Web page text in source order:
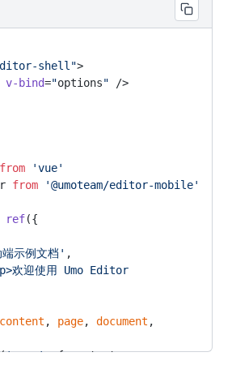
shell">
v-bind="options" />
from 'vue'
from '@umoteam/editor-mobile'
ref({
示例文档' ,
欢迎使用 Umo Editor
content , page, document
('save', { content, page,